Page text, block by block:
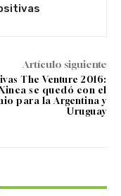
Artículo siguiente
The Venture 2016:
se quedó con el
para la Argentina y
Uruguay